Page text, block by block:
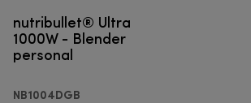
nutribullet® Ultra
1000W - Blender
personal
NB1004DGB